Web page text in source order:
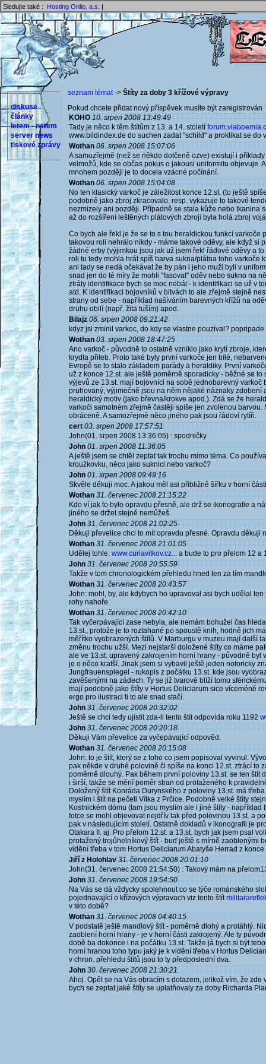
Sledujte také : Hosting Onlio, a.s. |
diskuse
články
letem - netem
server news
tiskové zprávy
seznam témat-> Štíty za doby 3 křížové výpravy
Pokud chcete přidat nový příspěvek musíte být
KOHO 10. srpen 2008 13:49:49
Tady je něco k těm štítům z 13. a 14. století
www.bildindex.de do suchen zadat "schild" a proklikat se do
Wothan 06. srpen 2008 15:07:06
A samozřejmě (než se někdo dotčeně ozve) existují i
velmožů, kde se občas pokus o jakousi uniformitu objevuje.
mnohem později je to docela vzácné počínání.
Wothan 06. srpen 2008 15:04:08
No ten klasický varkoč je záležitost konce 12.st. (to ještě
podobně jako zbroj zkracovalo, resp. vykazuje to takové
nezmizely ani později. Případně se stala kůže nebo tkanina
až do rozšíření leštěných plátových zbrojí byla holá zbroj
Co bych ale řekl je že se to s tou heraldickou funkcí
takovou roli nehrálo nikdy - máme takové oděvy, ale když si
žádné erby (výjimkou jsou jak už jsem řekl řádové oděvy a
roli tu tedy mohla hrát spíš barva sukna/plátna toho varkoče
ani tady se nedá očekávat že by pán i jeho muži byli v
snad jen do té míry že mohli "fasovat" oděv nebo sukno na
ztráty identifikace bych se moc nebál - k identifikaci se už v
atd. K identifikaci bojovníků v bitvách to ale zřejmě stejně
strany od sebe - například našíváním barevných křížů na
druhu obilí (např. žita tuším) apod.
Bilajz 06. srpen 2008 09:21:42
kdyz jsi zminil varkoc, do kdy se vlastne pouzival?
Wothan 03. srpen 2008 18:47:25
Ano varkoč - původně to ostatně vzniklo jako krytí zbroje,
krydla přileb. Proto také byly první varkoče jen bílé,
Evropě se to stalo základem parády a heraldiky. První
už z konce 12.st. ale ještě poměrně sporadicky - běžné se
výjevů ze 13.st. mají bojovníci na sobě jednobarevný
pruhovaný, výjimečně jsou na něm nějaké náznaky
heraldický motiv (jako břevna/krokve apod.). Zdá se že
varkoči samotném zřejmě častěji spíše jen zvolenou barvou.
obráceně. A samozřejmě něco jiného pak jsou řádoví rytíři.
cert 03. srpen 2008 17:57:51
John(01. srpen 2008 13:36:05) : spodničky
John 01. srpen 2008 11:36:05
A ještě jsem se chtěl zeptat tak trochu mimo téma. Co
kroužkovku, něco jako suknici nebo varkoč?
John 01. srpen 2008 09:49:16
Skvěle děkuji moc. A jakou měl asi přibližně šířku v horní
Wothan 31. červenec 2008 21:15:22
Kdo ví jak to bylo opravdu přesně, ale drž se ikonografie a
jiného se držet stejně nemůžeš.
John 31. červenec 2008 21:02:25
Děkuji převelice chci to mít opravdu přesné. Opravdu děkuji
Wothan 31. červenec 2008 21:01:05
Udělej tohle: www.curiavitkov.cz... a bude to pro přelom 12 a
John 31. červenec 2008 20:55:59
Takže v tom chronologickém přehledu hned ten za tím
Wothan 31. červenec 2008 20:43:57
John: mohl, by, ale kdybych ho upravoval asi bych udělal
rohy nahoře.
Wothan 31. červenec 2008 20:42:10
Tak vyčerpávající zase nebyla, ale nemám bohužel čas
13.st., protože je to roztahané po spoustě knih, hodně jich
měřítko vyobrazených štítů. V Marburgu v muzeu mají další
změnu trochu užší. Mezi nejstarší doložené štíty co máme
ale ve 13.st. upravený zakrojením horní hrany - původně byl
je o něco kratší. Jinak jsem si vybavil ještě jeden notoricky
Jungfrauenspiegel - rukopis z počátku 13.st. kde jsou
zavěšenými na zádech. Ty se již tvarově blíží tomu
mají podobně jako štíty v Hortus Deliciarum sice víceméně
ergo pro ilustraci ti to ale snad stačí.
John 31. červenec 2008 20:32:02
Ještě se chci tedy ujistit zda-li tento štít odpovída roku 1192
John 31. červenec 2008 20:20:18
Děkuji Vám převelice za vyčepávající odpověd.
Wothan 31. červenec 2008 20:15:08
John: to je štít, který se z toho co jsem popisoval vyvinul.
pak někde v druhé polovině či spíše na konci 12.st. ztrácí to
poměrně dlouhý. Pak během první poloviny 13.st. se ten štít
i širší, takže se mění poměr stran od protaženého k
Doložený štít Konráda Durynského z poloviny 13.st. má
myslím i štít na pečeti Vítka z Prčice. Podobně velké štíty
Kostnickém dómu (tam jsou myslím ale i jiné štíty -
fotce se mohl objevovat nejdřív tak před polovinou 13.st. a
pak v následujícím století. Ostatně dokladů v ikonografii je
Otakara II. aj. Pro přelom 12.st. a 13.st. bych jak jsem psal
protažený trojůhelníkový štít - buď ještě s mírně zaoblenými
vidění třeba v tom Hortus Deliciarum Abatyše Herrad z konce
Jiří z Holohlav 31. červenec 2008 20:01:10
John(31. červenec 2008 21:54:50) : Takový mám na
John 31. červenec 2008 19:54:50
Na Vás se dá vždycky spolehnout co se týče románského
pojednavající o křízových výpravach viz tento štít
v této době?
Wothan 31. červenec 2008 04:40:15
V podstatě ještě mandlový štít - poměrně dlohý a protáhlý.
zaoblení horní hrany - je v horní části zakrojený. Ale ty
době ba dokonce i na počátku 13.st. Takže já bych si být
horní hranou toho typu jaký je k vidění třeba v Hortus
v chron. přehledu štítů jsou to ty předposlední dva.
John 30. červenec 2008 21:30:21
Ahoj. Opět se na Vás obracím s dotazem, jelikož vím, že
bych se zeptat jaké štíty se uplatňovaly za doby Richarda